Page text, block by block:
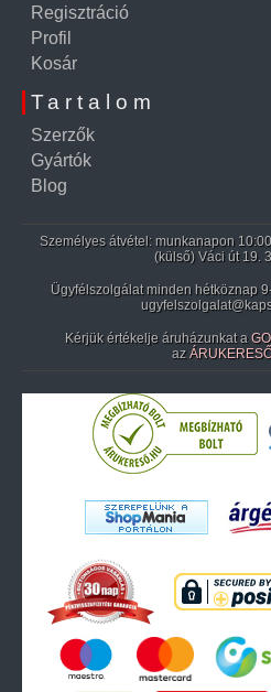
Regisztráció
Profil
Kosár
Tartalom
Szerzők
Gyártók
Blog
Személyes átvétel: munkanapon
(külső) Váci út 19.
Ügyfélszolgálat minden hétköznap
Kérjük értékelje áruházunkat a
az